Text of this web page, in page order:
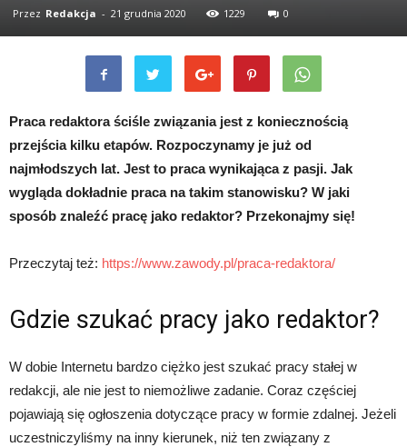
Przez Redakcja - 21 grudnia 2020 1229 0
Praca redaktora ściśle związania jest z koniecznością
przejścia kilku etapów. Rozpoczynamy je już od
najmłodszych lat. Jest to praca wynikająca z pasji. Jak
wygląda dokładnie praca na takim stanowisku? W jaki
sposób znaleźć pracę jako redaktor? Przekonajmy się!
Przeczytaj też: https://www.zawody.pl/praca-redaktora/
Gdzie szukać pracy jako redaktor?
W dobie Internetu bardzo ciężko jest szukać pracy stałej w
redakcji, ale nie jest to niemożliwe zadanie. Coraz częściej
pojawiają się ogłoszenia dotyczące pracy w formie zdalnej. Jeżeli
uczestniczyliśmy na inny kierunek, niż ten związany z